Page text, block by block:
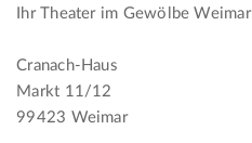
Ihr Theater im Gewölbe Weimar
Cranach-Haus
Markt 11/12
99423 Weimar